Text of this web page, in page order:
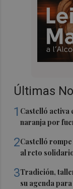
Últimas
1 Castelló activa
naranja por
2Castelló
al reto
3Tradición,
su agenda